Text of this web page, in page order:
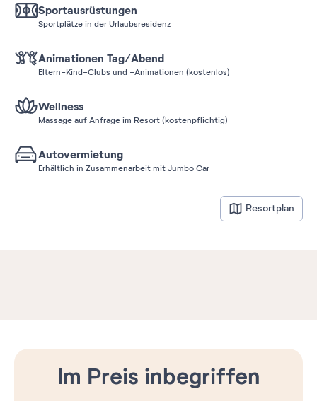
Sportausrüstungen
Sportplätze in der Urlaubsresidenz
Animationen Tag/Abend
Eltern-Kind-Clubs und -Animationen (kostenlos)
Wellness
Massage auf Anfrage im Resort (kostenpflichtig)
Autovermietung
Erhältlich in Zusammenarbeit mit Jumbo Car
Resortplan
Im Preis inbegriffen